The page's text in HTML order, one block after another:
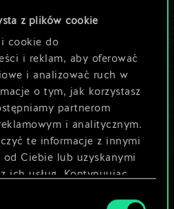
z plików cookie
cookie do
i reklam, aby oferować
i analizować ruch w
o tym, jak korzystasz
partnerom
i analitycznym.
te informacje z innymi
Ciebie lub uzyskanymi
ich usług. Kontynuując
jej
swoją strategię
talię
LUB